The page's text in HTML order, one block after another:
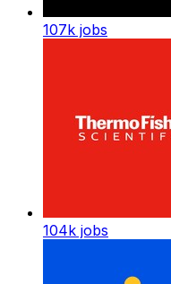
107k jobs
104k jobs